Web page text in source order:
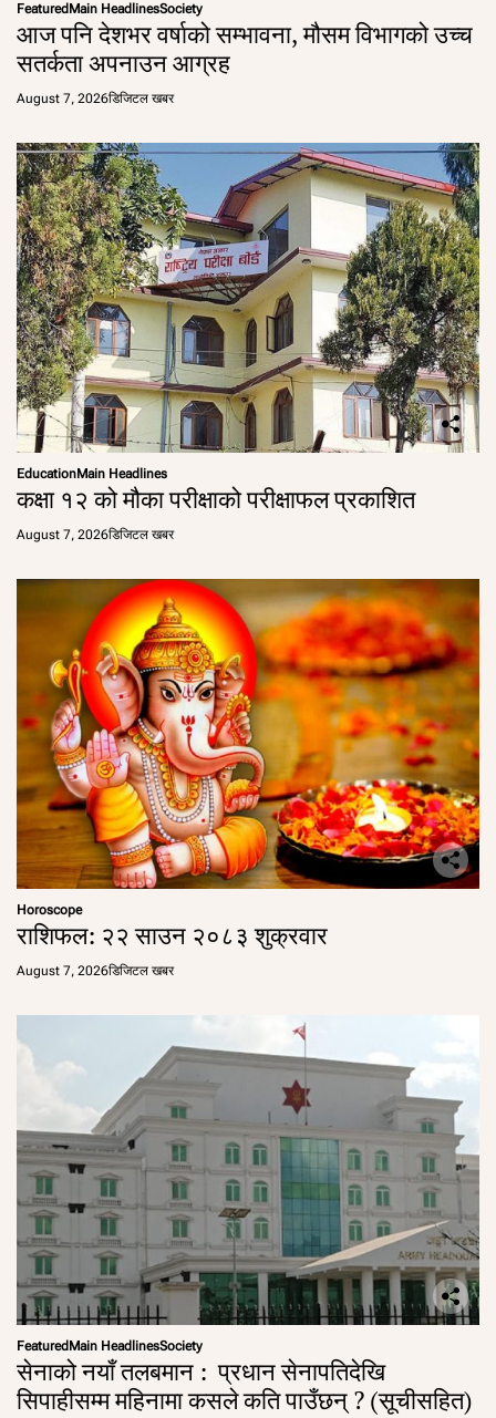
Featured Main HeadlinesSociety
आज पनि देशभर वर्षाको सम्भावना, मौसम विभागको उच्च
सतर्कता अपनाउन आग्रह
August 7, 2026डिजिटल खबर
EducationMain Headlines
कक्षा १२ को मौका परीक्षाको परीक्षाफल प्रकाशित
August 7, 2026डिजिटल खबर
Horoscope
राशिफल: २२ साउन २०८३ शुक्रवार
August 7, 2026डिजिटल खबर
Featured Main HeadlinesSociety
सेनाको नयाँ तलबमान : प्रधान सेनापतिदेखि
सिपाहीसम्म महिनामा कसले कति पाउँछन् ? (सूचीसहित)